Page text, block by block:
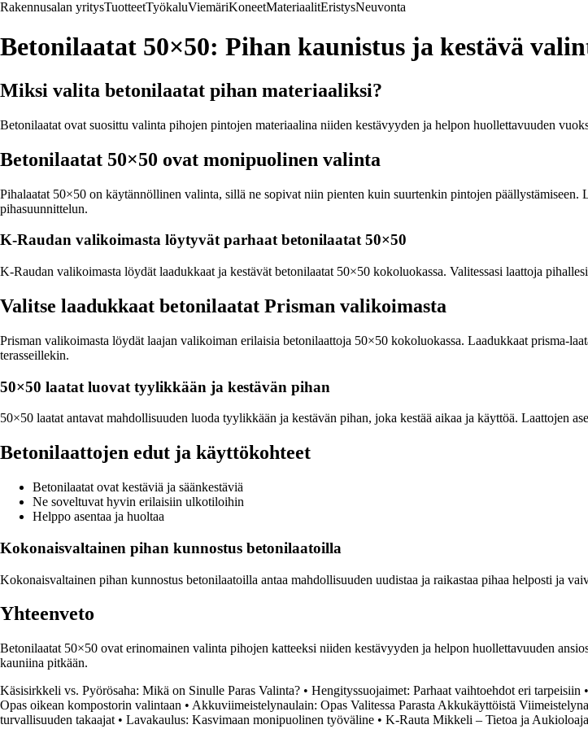
Rakennusalan yritysTuotteetTyökaluViemäriKoneetMateriaalitEristysNeuvonta
Betonilaatat 50×50: Pihan kaunistus ja kestävä
Miksi valita betonilaatat pihan materiaaliksi?
Betonilaatat ovat suosittu valinta pihojen pintojen materiaalina niiden kestävyyden ja helpon huollettavuuden
Betonilaatat 50×50 ovat monipuolinen valinta
Pihalaatat 50×50 on käytännöllinen valinta, sillä ne sopivat niin pienten kuin suurtenkin pintojen
pihasuunnittelun.
K-Raudan valikoimasta löytyvät parhaat betonilaatat 50×50
K-Raudan valikoimasta löydät laadukkaat ja kestävät betonilaatat 50×50 kokoluokassa. Valitessasi laattoja
Valitse laadukkaat betonilaatat Prisman valikoimasta
Prisman valikoimasta löydät laajan valikoiman erilaisia betonilaattoja 50×50 kokoluokassa. Laadukkaat prisma-
terasseillekin.
50×50 laatat luovat tyylikkään ja kestävän pihan
50×50 laatat antavat mahdollisuuden luoda tyylikkään ja kestävän pihan, joka kestää aikaa ja käyttöä. Laattojen
Betonilaattojen edut ja käyttökohteet
Betonilaatat ovat kestäviä ja säänkestäviä
Ne soveltuvat hyvin erilaisiin ulkotiloihin
Helppo asentaa ja huoltaa
Kokonaisvaltainen pihan kunnostus betonilaatoilla
Kokonaisvaltainen pihan kunnostus betonilaatoilla antaa mahdollisuuden uudistaa ja raikastaa pihaa helposti ja
Yhteenveto
Betonilaatat 50×50 ovat erinomainen valinta pihojen katteeksi niiden kestävyyden ja helpon huollettavuuden
kauniina pitkään.
Käsisirkkeli vs. Pyörösaha: Mikä on Sinulle Paras Valinta? • Hengityssuojaimet: Parhaat vaihtoehdot eri tarpeisiin •
Opas oikean kompostorin valintaan • Akkuviimeistelynaulain: Opas Valitessa Parasta Akkukäyttöistä
turvallisuuden takaajat • Lavakaulus: Kasvimaan monipuolinen työväline • K-Rauta Mikkeli – Tietoa ja